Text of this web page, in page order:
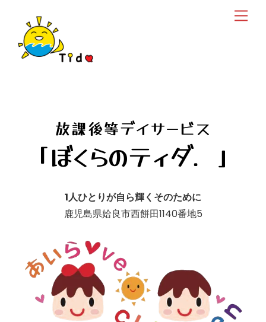
content
放課後等デイサービス
「ぼくらのティダ．」
1人ひとりが自ら輝くそのために
鹿児島県姶良市西餅田1140番地5